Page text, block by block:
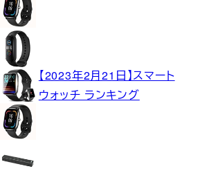
【2023年2月21日】スマート
ウォッチ ランキング